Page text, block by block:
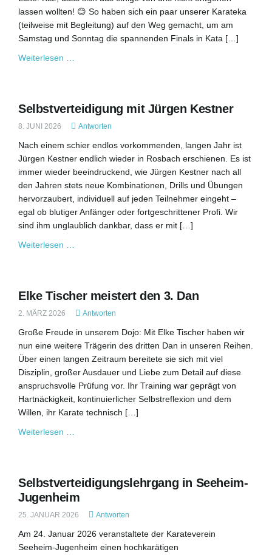
lassen wollten! 😊 So haben sich ein paar unserer Karateka
(teilweise mit Begleitung) auf den Weg gemacht, um am
Samstag und Sonntag die spannenden Finals in Kata […]
Weiterlesen …
Selbstverteidigung mit Jürgen Kestner
8. JUNI 2026 Antworten
Nach einem schier endlos vorkommenden, langen Jahr ist
Jürgen Kestner endlich wieder in Rosbach erschienen. Es ist
immer wieder beeindruckend, wie Jürgen Kestner nach all
den Jahren stets neue Kombinationen, Drills und Übungen
hervorzaubert, individuell auf jeden Teilnehmer eingeht –
egal ob blutiger Anfänger oder fortgeschrittener Profi. Wir
sind ihm unglaublich dankbar, dass er mit […]
Weiterlesen …
Elke Tischer meistert den 3. Dan
2. MÄRZ 2026 Antworten
Große Freude in unserem Dojo: Mit Elke Tischer haben wir
nun eine weitere Trägerin des dritten Dan in unseren Reihen.
Über einen langen Zeitraum bereitete sie sich mit viel
Disziplin, großer Ausdauer und Liebe zum Detail auf diese
anspruchsvolle Prüfung vor. Ihr Training war geprägt von
Hartnäckigkeit, kontinuierlicher Selbstreflexion und dem
Willen, ihr Karate technisch […]
Weiterlesen …
Selbstverteidigungslehrgang in Seeheim-
Jugenheim
25. JANUAR 2026 Antworten
Am 24. Januar 2026 veranstaltete der Karateverein
Seeheim-Jugenheim einen hochkarätigen